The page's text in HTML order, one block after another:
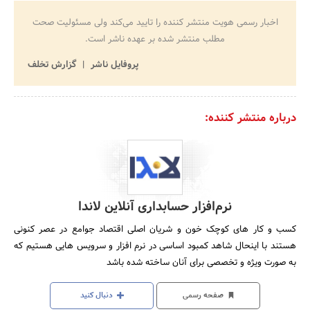
اخبار رسمی هویت منتشر کننده را تایید می‌کند ولی مسئولیت صحت
مطلب منتشر شده بر عهده ناشر است.
پروفایل ناشر
گزارش تخلف
درباره منتشر کننده:
نرم‌افزار حسابداری آنلاین لاندا
کسب و کار های کوچک خون و شریان اصلی اقتصاد جوامع در عصر کنونی
هستند با اینحال شاهد کمبود اساسی در نرم افزار و سرویس هایی هستیم که
به صورت ویژه و تخصصی برای آنان ساخته شده باشد
صفحه رسمی دنبال کنید